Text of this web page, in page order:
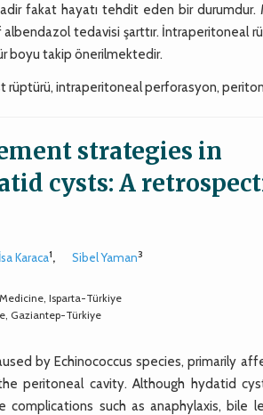
fakat hayatı tehdit eden bir
tedavisi şarttır. İntraperitoneal
boyu takip önerilmektedir.
rüptürü, intraperitoneal perforasyon, periton
strategies in
cysts: A
İsa Karaca1, Sibel Yaman3
Isparta-Türkiye
Gaziantep-Türkiye
by Echinococcus species, primarily
peritoneal cavity. Although hydatid
such as anaphylaxis, bile